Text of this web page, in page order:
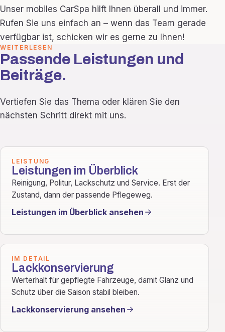
Unser mobiles CarSpa hilft Ihnen überall und immer.
Rufen Sie uns einfach an – wenn das Team gerade
verfügbar ist, schicken wir es gerne zu Ihnen!
WEITERLESEN
Passende Leistungen und
Beiträge.
Vertiefen Sie das Thema oder klären Sie den
nächsten Schritt direkt mit uns.
LEISTUNG
Leistungen im Überblick
Reinigung, Politur, Lackschutz und Service. Erst der
Zustand, dann der passende Pflegeweg.
Leistungen im Überblick ansehen
IM DETAIL
Lackkonservierung
Werterhalt für gepflegte Fahrzeuge, damit Glanz und
Schutz über die Saison stabil bleiben.
Lackkonservierung ansehen